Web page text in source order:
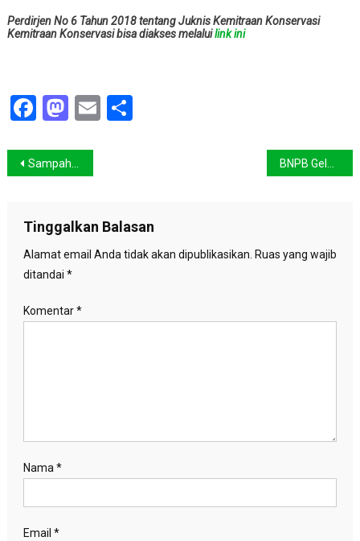
Perdirjen No 6 Tahun 2018 tentang Juknis Kemitraan Konservasi
Kemitraan Konservasi bisa diakses melaluilink ini
Facebook
Mastodon
EmailShare
Navigasi
Sampah dan Aksi Burung Pintar di Pengunungan Arfak
Tinggalkan Balasan
Alamat email Anda tidak akan dipublikasikan. Ruas yang wajib
ditandai *
Komentar*
Nama *
Email *